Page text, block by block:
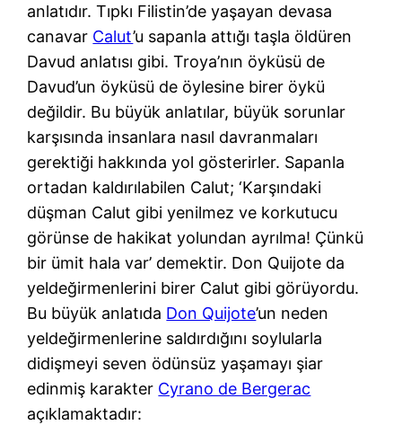
anlatıdır. Tıpkı Filistin’de yaşayan devasa
canavar Calut’u sapanla attığı taşla öldüren
Davud anlatısı gibi. Troya’nın öyküsü de
Davud’un öyküsü de öylesine birer öykü
değildir. Bu büyük anlatılar, büyük sorunlar
karşısında insanlara nasıl davranmaları
gerektiği hakkında yol gösterirler. Sapanla
ortadan kaldırılabilen Calut; ‘Karşındaki
düşman Calut gibi yenilmez ve korkutucu
görünse de hakikat yolundan ayrılma! Çünkü
bir ümit hala var’ demektir. Don Quijote da
yeldeğirmenlerini birer Calut gibi görüyordu.
Bu büyük anlatıda Don Quijote’un neden
yeldeğirmenlerine saldırdığını soylularla
didişmeyi seven ödünsüz yaşamayı şiar
edinmiş karakter Cyrano de Bergerac
açıklamaktadır: